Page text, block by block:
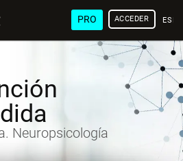
PRO ACCEDER
Neuropsicología